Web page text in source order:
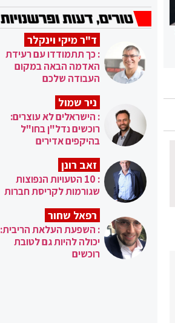
ד"ר מיקי וינקלר
: כך תתמודדו עם רעידת
האדמה הבאה במקום
העבודה שלכם
ניר שמול
: הישראלים לא עוצרים:
רוכשים נדל"ן בחו"ל
בהיקפים אדירים
זאב רונן
: 10 הטעויות הנפוצות
שגורמות לקריסת חברות
רפאל שחור
: השפעת העלאת הריבית:
יכולה להיות גם לטובת
רוכשים